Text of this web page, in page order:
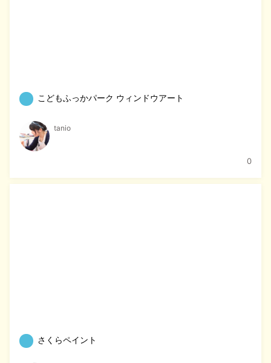
こどもふっかパーク ウィンドウアート
tanio
0
さくらペイント